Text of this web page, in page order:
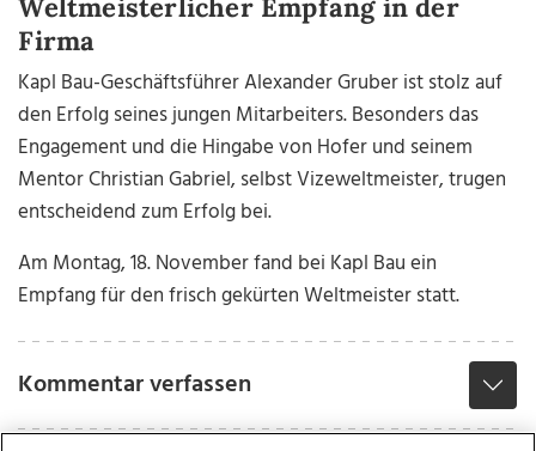
Weltmeisterlicher Empfang in der
Firma
Kapl Bau-Geschäftsführer Alexander Gruber ist stolz auf
den Erfolg seines jungen Mitarbeiters. Besonders das
Engagement und die Hingabe von Hofer und seinem
Mentor Christian Gabriel, selbst Vizeweltmeister, trugen
entscheidend zum Erfolg bei.
Am Montag, 18. November fand bei Kapl Bau ein
Empfang für den frisch gekürten Weltmeister statt.
Kommentar verfassen